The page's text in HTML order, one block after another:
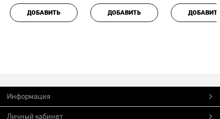
ДОБАВИТЬ ДОБАВИТЬ
Информация
Личный кабинет